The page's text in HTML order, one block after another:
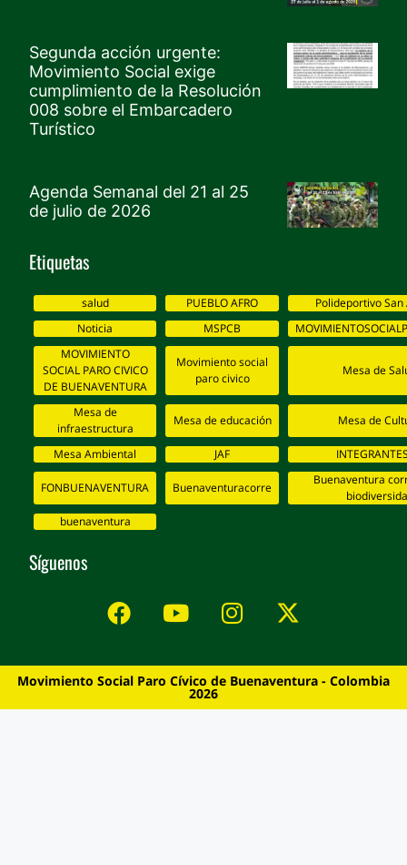
Segunda acción urgente:
Movimiento Social exige
cumplimiento de la Resolución
008 sobre el Embarcadero
Turístico
Agenda Semanal del 21 al 25
de julio de 2026
Etiquetas
salud PUEBLO AFRO
Polideportivo
Noticia
MSPCB
MOVIMIENTO
SOCIAL PARO CIVICO
DE BUENAVENTURA
Movimiento social
paro civico
Mesa de
Mesa de
infraestructura
Mesa de educación Mesa de
Mesa Ambiental JAF
FONBUENAVENTURA Buenaventuracorre
Buenaventura
buenaventura
Síguenos
Movimiento Social Paro Cívico de Buenaventura - Colombia
2026